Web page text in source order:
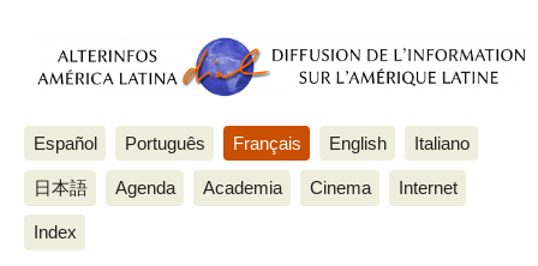
Español Português Français English Italiano
日本語 Agenda Academia Cinema Internet
Index